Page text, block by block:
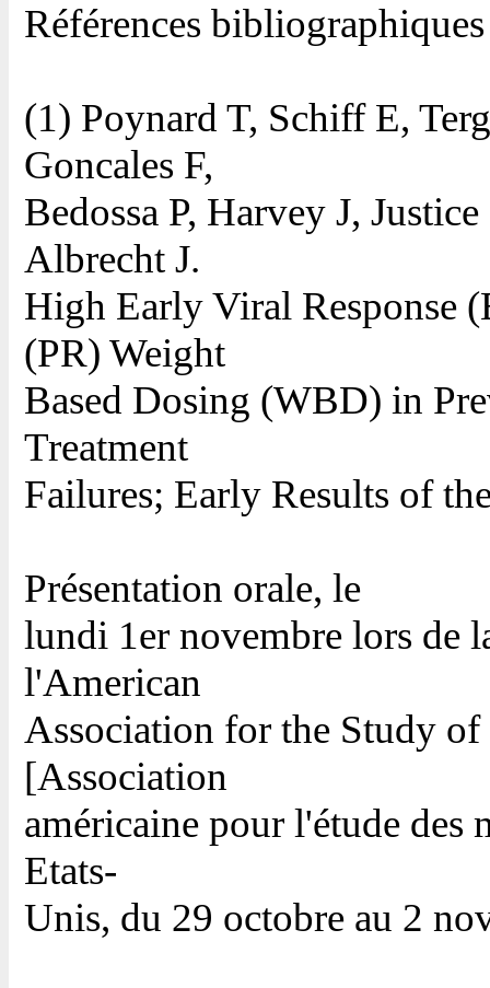
Références
(1) Poynard T, Schiff E,
Goncales F,
Bedossa P, Harvey J,
Albrecht J.
High Early Viral Response
(PR) Weight
Based Dosing (WBD) in
Treatment
Failures; Early Results of
Présentation orale, le
lundi 1er novembre lors de
l'American
Association for the Study
[Association
américaine pour l'étude des
Etats-
Unis, du 29 octobre au 2